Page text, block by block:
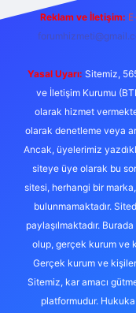
Reklam ve İletişim:
Yasal Uyarı: Sitemiz,
ve İletişim Kurumu
olarak hizmet
olarak denetleme veya
Ancak, üyelerimiz
siteye üye olarak bu
sitesi, herhangi bir
bulunmamaktadır.
paylaşılmaktadır.
olup, gerçek kurum ve
Gerçek kurum ve
Sitemiz, kar amacı
platformudur.